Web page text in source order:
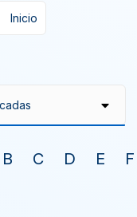
Inicio
B C D E F